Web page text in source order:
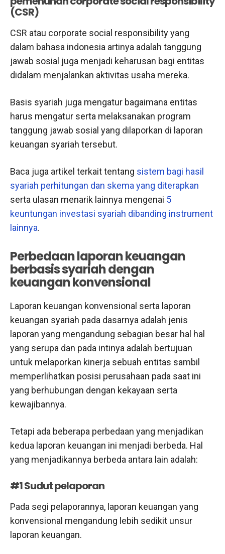
(CSR)
CSR atau corporate social responsibility yang
dalam bahasa indonesia artinya adalah tanggung
jawab sosial juga menjadi keharusan bagi entitas
didalam menjalankan aktivitas usaha mereka.
Basis syariah juga mengatur bagaimana entitas
harus mengatur serta melaksanakan program
tanggung jawab sosial yang dilaporkan di laporan
keuangan syariah tersebut.
Baca juga artikel terkait tentang sistem bagi hasil
syariah perhitungan dan skema yang diterapkan
serta ulasan menarik lainnya mengenai 5
keuntungan investasi syariah dibanding instrument
lainnya.
Perbedaan laporan keuangan
berbasis syariah dengan
keuangan konvensional
Laporan keuangan konvensional serta laporan
keuangan syariah pada dasarnya adalah jenis
laporan yang mengandung sebagian besar hal hal
yang serupa dan pada intinya adalah bertujuan
untuk melaporkan kinerja sebuah entitas sambil
memperlihatkan posisi perusahaan pada saat ini
yang berhubungan dengan kekayaan serta
kewajibannya.
Tetapi ada beberapa perbedaan yang menjadikan
kedua laporan keuangan ini menjadi berbeda. Hal
yang menjadikannya berbeda antara lain adalah:
#1 Sudut pelaporan
Pada segi pelaporannya, laporan keuangan yang
konvensional mengandung lebih sedikit unsur
laporan keuangan.